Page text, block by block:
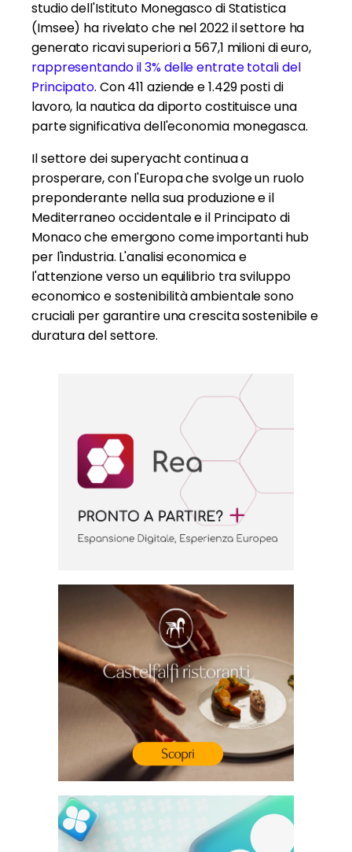
studio dell'Istituto Monegasco di Statistica
(Imsee) ha rivelato che nel 2022 il settore ha
generato ricavi superiori a 567,1 milioni di euro,
rappresentando il 3% delle entrate totali del
Principato. Con 411 aziende e 1.429 posti di
lavoro, la nautica da diporto costituisce una
parte significativa dell'economia monegasca.
Il settore dei superyacht continua a
prosperare, con l'Europa che svolge un ruolo
preponderante nella sua produzione e il
Mediterraneo occidentale e il Principato di
Monaco che emergono come importanti hub
per l'industria. L'analisi economica e
l'attenzione verso un equilibrio tra sviluppo
economico e sostenibilità ambientale sono
cruciali per garantire una crescita sostenibile e
duratura del settore.